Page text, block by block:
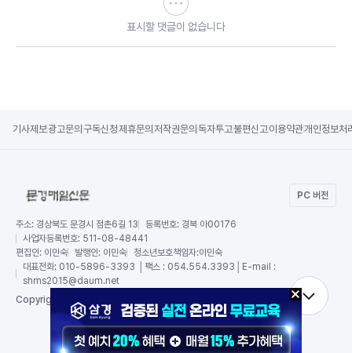
표시할 댓글이 없습니다
기사제보광고문의 구독신청제휴문의 저작권문의 독자투고불편신고이용약관개인정보처
PC 버전
주소: 경상북도 문경시 점촌6길 13 등록번호: 경북 아00176
사업자등록번호: 511-08-48441
편집인: 이민숙 발행인: 이민숙 청소년보호책임자:이민숙
대표전화: 010-5896-3393 │팩스 : 054.554.3393│E-mail :
shms2015@daum.net
Copyright by 문경매일신문,